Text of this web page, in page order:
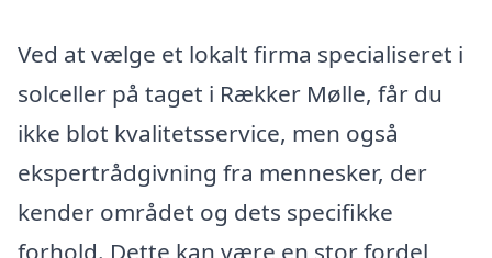
Ved at vælge et lokalt firma specialiseret i
solceller på taget i Rækker Mølle, får du
ikke blot kvalitetsservice, men også
ekspertrådgivning fra mennesker, der
kender området og dets specifikke
forhold. Dette kan være en stor fordel,